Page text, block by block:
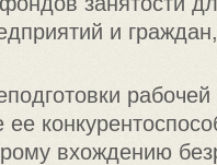
и
вхождению